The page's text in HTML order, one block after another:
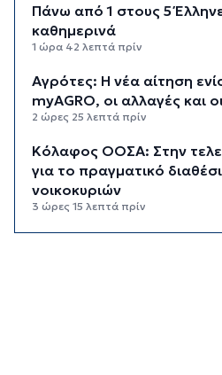
Πάνω από 1 στους 5
καθημερινά
1 ώρα 42 λεπτά πρίν
Αγρότες: Η νέα αίτηση
myAGRO, οι αλλαγές και
2 ώρες 25 λεπτά πρίν
Κόλαφος ΟΟΣΑ: Στην
για το πραγματικό
νοικοκυριών
3 ώρες 15 λεπτά πρίν